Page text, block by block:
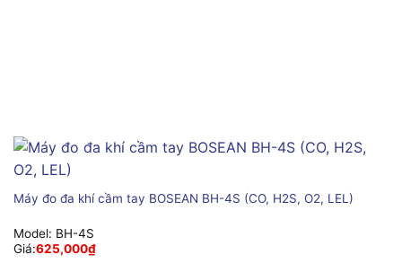
Máy đo đa khí cầm tay BOSEAN BH-4S (CO, H2S, O2, LEL)
Model: BH-4S
Giá:625,000₫